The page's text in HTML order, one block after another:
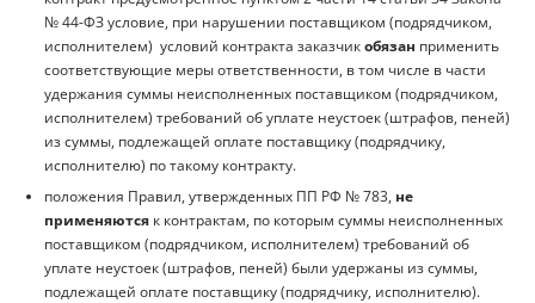
№ 44-ФЗ условие, при нарушении поставщиком (подрядчиком,
исполнителем) условий контракта заказчикобязан применить
соответствующие меры ответственности, в том числе в части
удержания суммы неисполненных поставщиком (подрядчиком,
исполнителем) требований об уплате неустоек (штрафов, пеней)
из суммы, подлежащей оплате поставщику (подрядчику,
исполнителю) по такому контракту.
положения Правил, утвержденных ПП РФ № 783, не
применяются к контрактам, по которым суммы неисполненных
поставщиком (подрядчиком, исполнителем) требований об
уплате неустоек (штрафов, пеней) были удержаны из суммы,
подлежащей оплате поставщику (подрядчику, исполнителю).